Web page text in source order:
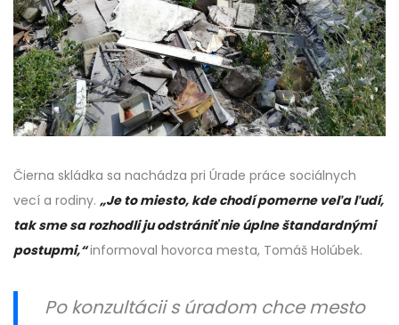
Čierna skládka sa nachádza pri Úrade práce sociálnych
vecí a rodiny. „Je to miesto, kde chodí pomerne veľa ľudí,
tak sme sa rozhodli ju odstrániť nie úplne štandardnými
postupmi,“informoval hovorca mesta, Tomáš Holúbek.
Po konzultácii s úradom chce mesto